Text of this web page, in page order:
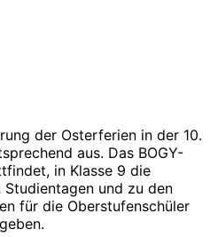
der Osterferien in der 10.
aus. Das BOGY-
in Klasse 9 die
und zu den
für die Oberstufenschüler